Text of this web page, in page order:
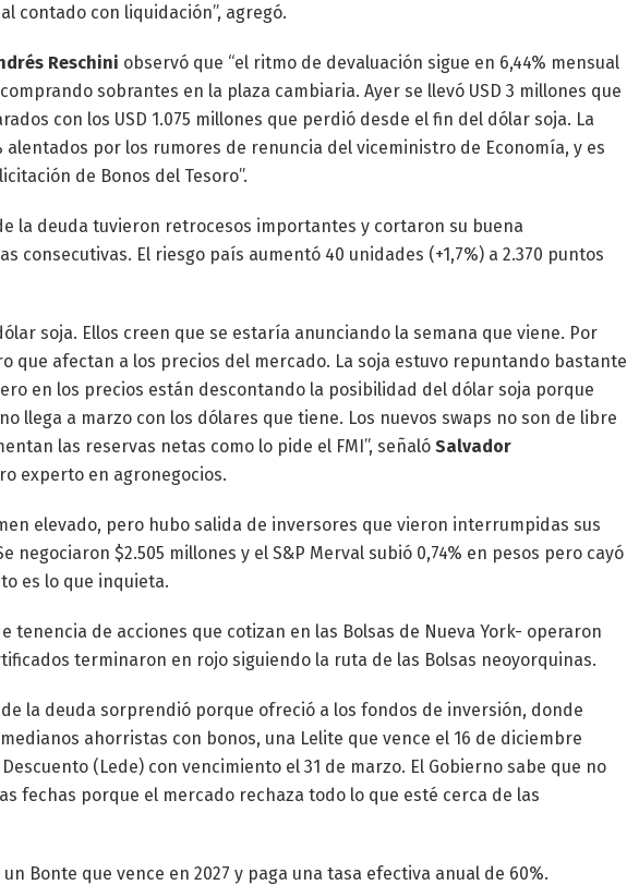
contado con liquidación”, agregó.
Reschini observó que “el ritmo de devaluación sigue en 6,44% mensual
sobrantes en la plaza cambiaria. Ayer se llevó USD 3 millones que
con los USD 1.075 millones que perdió desde el fin del dólar soja. La
alentados por los rumores de renuncia del viceministro de Economía, y es
de Bonos del Tesoro”.
la deuda tuvieron retrocesos importantes y cortaron su buena
consecutivas. El riesgo país aumentó 40 unidades (+1,7%) a 2.370 puntos
soja. Ellos creen que se estaría anunciando la semana que viene. Por
que afectan a los precios del mercado. La soja estuvo repuntando bastante
en los precios están descontando la posibilidad del dólar soja porque
llega a marzo con los dólares que tiene. Los nuevos swaps no son de libre
las reservas netas como lo pide el FMI”, señaló Salvador
experto en agronegocios.
elevado, pero hubo salida de inversores que vieron interrumpidas sus
negociaron $2.505 millones y el S&P Merval subió 0,74% en pesos pero cayó
es lo que inquieta.
tenencia de acciones que cotizan en las Bolsas de Nueva York- operaron
terminaron en rojo siguiendo la ruta de las Bolsas neoyorquinas.
la deuda sorprendió porque ofreció a los fondos de inversión, donde
ahorristas con bonos, una Lelite que vence el 16 de diciembre
(Lede) con vencimiento el 31 de marzo. El Gobierno sabe que no
fechas porque el mercado rechaza todo lo que esté cerca de las
Bonte que vence en 2027 y paga una tasa efectiva anual de 60%.